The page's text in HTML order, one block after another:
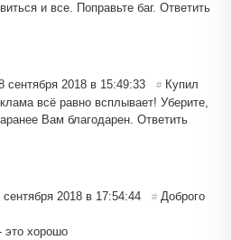
и все. Поправьте баг. Ответить
сентября 2018 в 15:49:33 # Купил
всё равно всплывает! Уберите,
Вам благодарен. Ответить
сентября 2018 в 17:54:44 # Доброго
это хорошо